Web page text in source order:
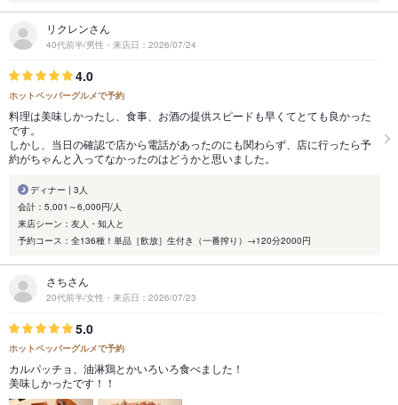
リクレンさん
40代前半/男性・来店日：2026/07/24
4.0
ホットペッパーグルメで予約
料理は美味しかったし、食事、お酒の提供スピードも早くてとても良かった
です。
しかし、当日の確認で店から電話があったのにも関わらず、店に行ったら予
約がちゃんと入ってなかったのはどうかと思いました。
ディナー | 3人
会計：5,001～6,000円/人
来店シーン：友人・知人と
予約コース：全136種！単品［飲放］生付き（一番搾り）→120分2000円
さちさん
20代前半/女性・来店日：2026/07/23
5.0
ホットペッパーグルメで予約
カルパッチョ、油淋鶏とかいろいろ食べました！
美味しかったです！！